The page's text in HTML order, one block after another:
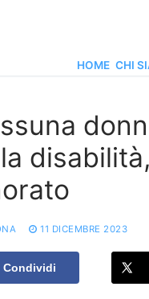
HOME CHI
11 DICEMBRE 2023
Condividi